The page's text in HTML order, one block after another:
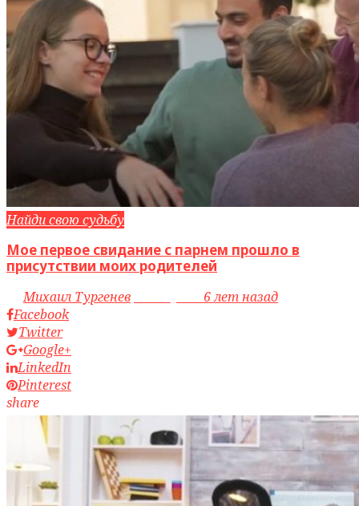
Найди свою судьбу
Мое первое свидание с парнем прошло в
присутствии моих родителей
byМихаил Тургенев
6 лет назад
Facebook
Twitter
Google+
LinkedIn
Pinterest
share